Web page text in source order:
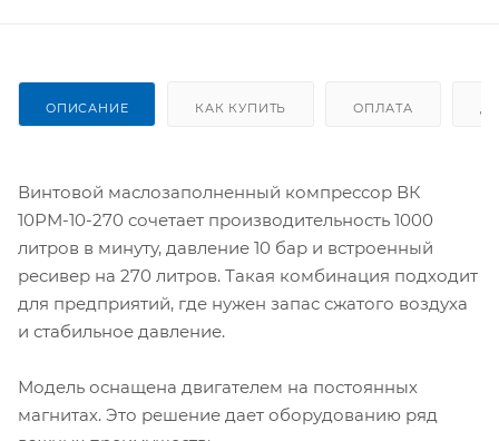
ОПИСАНИЕ КАК КУПИТЬ ОПЛАТА
Винтовой маслозаполненный компрессор ВК
10РМ-10-270 сочетает производительность 1000
литров в минуту, давление 10 бар и встроенный
ресивер на 270 литров. Такая комбинация подходит
для предприятий, где нужен запас сжатого воздуха
и стабильное давление.
Модель оснащена двигателем на постоянных
магнитах. Это решение дает оборудованию ряд